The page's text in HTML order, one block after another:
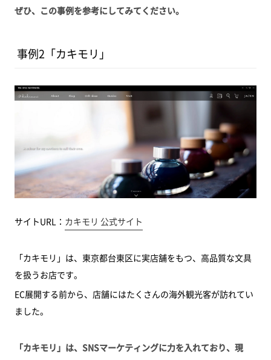
ぜひ、この事例を参考にしてみてください。
事例2「カキモリ」
サイトURL： カキモリ 公式サイト
「カキモリ」は、東京都台東区に実店舗をもつ、高品質な文具
を扱うお店です。
EC展開する前から、店舗にはたくさんの海外観光客が訪れてい
ました。
「カキモリ」は、SNSマーケティングに力を入れており、現